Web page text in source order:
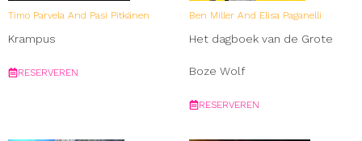
Timo Parvela And Pasi Pitkänen
Krampus
RESERVEREN
Ben Miller And Elisa Paganelli
Het dagboek van de Grote
Boze Wolf
RESERVEREN